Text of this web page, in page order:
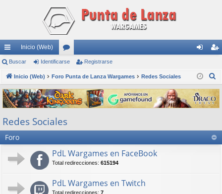
nl
ac
es
rá
pi
do
Inicio (Web)
or
os nti
fic
ar
ist
ra
rs
Buscar Identificarse Registrarse
Inicio (Web) Foro Punta de Lanza Wargames Redes Sociales
s
c
r
Redes Sociales
Foro
PdL Wargames en FaceBook
Total redirecciones: 615194
PdL Wargames en Twitch
Total redirecciones: 7